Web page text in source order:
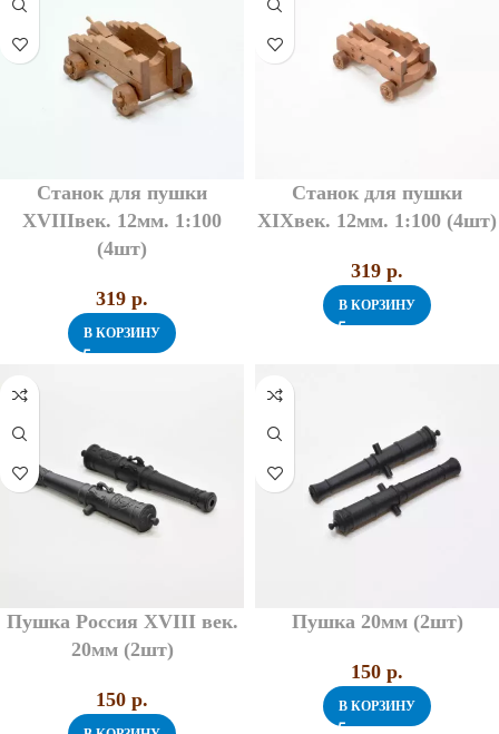
Станок для пушки
XVIIIвек. 12мм. 1:100
(4шт)
319 p.
В КОРЗИНУ
Станок для пушки
XIXвек. 12мм. 1:100 (4шт)
319 p.
В КОРЗИНУ
Пушка Россия XVIII век.
20мм (2шт)
150 p.
Пушка 20мм (2шт)
150 p.
В КОРЗИНУ